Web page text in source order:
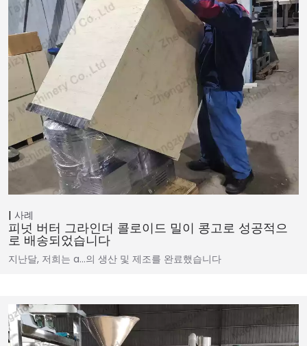
사례
피넛 버터 그라인더 콜로이드 밀이 콩고로 성공적으
로 배송되었습니다
지난달, 저희는 a…의 생산 및 제조를 완료했습니다